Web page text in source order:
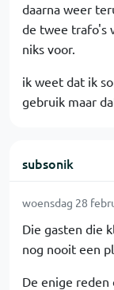
daarna weer
de twee trafo's
niks voor.
ik weet dat ik
gebruik maar
subsonik
woensdag 28
Die gasten die
nog nooit een
De enige